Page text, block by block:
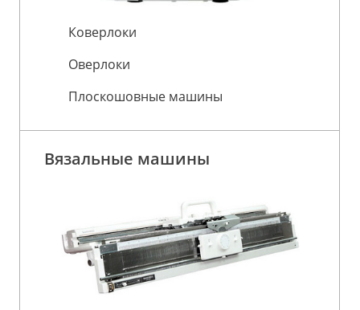
Коверлоки
Оверлоки
Плоскошовные машины
Вязальные машины